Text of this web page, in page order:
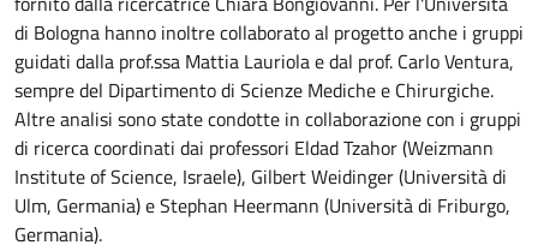
di Bologna hanno inoltre collaborato al progetto anche i gruppi
guidati dalla prof.ssa Mattia Lauriola e dal prof. Carlo Ventura,
sempre del Dipartimento di Scienze Mediche e Chirurgiche.
Altre analisi sono state condotte in collaborazione con i gruppi
di ricerca coordinati dai professori Eldad Tzahor (Weizmann
Institute of Science, Israele), Gilbert Weidinger (Università di
Ulm, Germania) e Stephan Heermann (Università di Friburgo,
Germania).